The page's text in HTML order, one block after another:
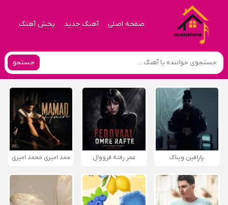
صفحه اصلی آهنگ جدید پخش آهنگ
جستجو
پارافين ویناک عمر رفته فرووال ممد امیری محمد امیری